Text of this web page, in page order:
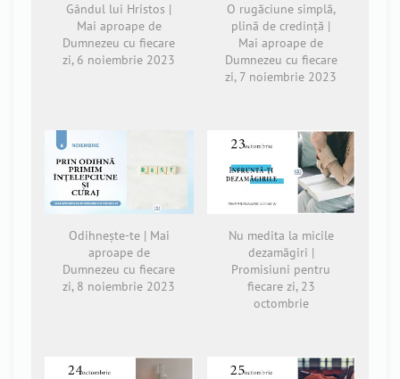
Gândul lui Hristos |
Mai aproape de
Dumnezeu cu fiecare
zi, 6 noiembrie 2023
O rugăciune simplă,
plină de credință |
Mai aproape de
Dumnezeu cu fiecare
zi, 7 noiembrie 2023
Odihnește-te | Mai
aproape de
Dumnezeu cu fiecare
zi, 8 noiembrie 2023
Nu medita la micile
dezamăgiri |
Promisiuni pentru
fiecare zi, 23
octombrie